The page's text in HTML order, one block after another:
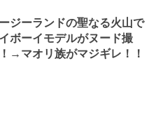
ジーランドの聖なる火山で
ボーイモデルがヌード撮
→マオリ族がマジギレ！！